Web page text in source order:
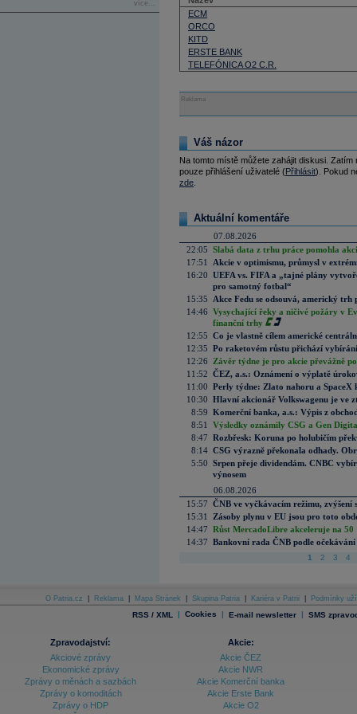
více...
ECM
ORCO
KITD
ERSTE BANK
TELEFÓNICA O2 C.R.
Reklama
Váš názor
Na tomto místě můžete zahájit diskusi.
pouze přihlášení uživatelé (Přihlásit). Pokud
zde
Aktuální komentáře
07.08.2026
22:05 Slabá data z trhu práce pomohla
17:51
Akcie v optimismu, průmysl v
16:20 UEFA vs. FIFA a „tajné plány
pro samotný fotbal“
15:35
Akce Fedu se odsouvá, americký
14:46 Vysychající řeky a ničivé požáry v
finanční trhy
12:55 Co je vlastně cílem americké
12:35 Po raketovém růstu přichází
12:26
Závěr týdne je pro akcie převážně
11:52 ČEZ, a.s.: Oznámení o výplatě
11:00 Perly týdne: Zlato nahoru a SpaceX
10:30 Hlavní akcionář Volkswagenu je ve
8:59 Komerční banka, a.s.: Výpis z
8:51
Výsledky oznámily CSG a Gen
8:47 Rozbřesk: Koruna po holubičím
8:14 CSG výrazně překonala odhady.
5:50 Srpen přeje dividendám. CNBC
výnosem
06.08.2026
15:57 ČNB ve vyčkávacím režimu, zvýšení
15:31
Zásoby plynu v EU jsou pro toto
14:47 Růst MercadoLibre akceleruje na
14:37 Bankovní rada ČNB podle
1 2 3 4
O Patria.cz Reklama Mapa Stránek Skupina Patria Kariéra v Patrii Podmínky
RSS / XML | Cookies | E-mail newsletter | SMS
Zpravodajství:
Akciové zprávy
Ekonomické zprávy
Zprávy o měnách a sazbách
Zprávy o komoditách
Zprávy o HDP
Akcie:
Akcie ČEZ
Akcie NWR
Akcie Komerční banka
Akcie Erste Bank
Akcie O2